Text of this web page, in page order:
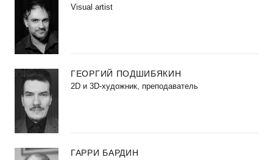
Visual artist
ГЕОРГИЙ ПОДШИБЯКИН
2D и 3D-художник, преподаватель
ГАРРИ БАРДИН